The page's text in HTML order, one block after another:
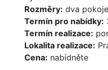
Rozměry: dva
Termín pro nabídky:
Termín realizace:
Lokalita realizace:
Cena: nabídněte